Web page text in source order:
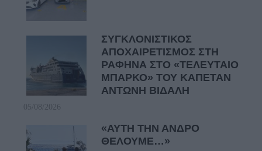
ΣΥΓΚΛΟΝΙΣΤΙΚΟΣ
ΑΠΟΧΑΙΡΕΤΙΣΜΟΣ ΣΤΗ
ΡΑΦΗΝΑ ΣΤΟ «ΤΕΛΕΥΤΑΙΟ
ΜΠΑΡΚΟ» ΤΟΥ ΚΑΠΕΤΑΝ
ΑΝΤΩΝΗ ΒΙΔΑΛΗ
05/08/2026
«ΑΥΤΗ ΤΗΝ ΑΝΔΡΟ
ΘΕΛΟΥΜΕ…»